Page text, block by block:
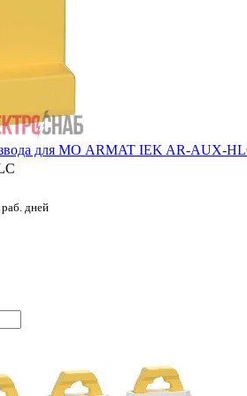
для МО ARMAT IEK AR-AUX-
дней